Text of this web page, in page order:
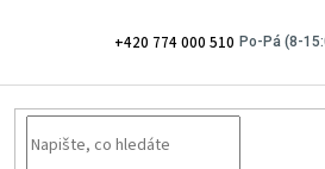
+420 774 000 510